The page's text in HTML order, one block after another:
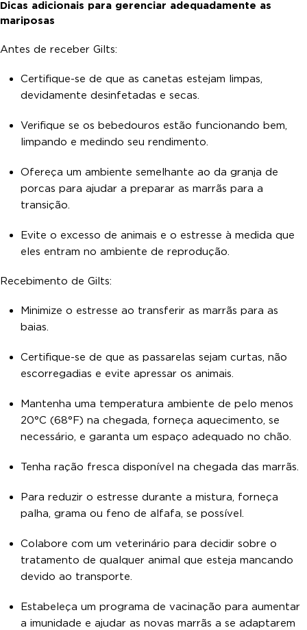
Dicas adicionais para gerenciar adequadamente as
mariposas
Antes de receber Gilts:
Certifique-se de que as canetas estejam limpas,
devidamente desinfetadas e secas.
Verifique se os bebedouros estão funcionando bem,
limpando e medindo seu rendimento.
Ofereça um ambiente semelhante ao da granja de
porcas para ajudar a preparar as marrãs para a
transição.
Evite o excesso de animais e o estresse à medida que
eles entram no ambiente de reprodução.
Recebimento de Gilts:
Minimize o estresse ao transferir as marrãs para as
baias.
Certifique-se de que as passarelas sejam curtas, não
escorregadias e evite apressar os animais.
Mantenha uma temperatura ambiente de pelo menos
20°C (68°F) na chegada, forneça aquecimento, se
necessário, e garanta um espaço adequado no chão.
Tenha ração fresca disponível na chegada das marrãs.
Para reduzir o estresse durante a mistura, forneça
palha, grama ou feno de alfafa, se possível.
Colabore com um veterinário para decidir sobre o
tratamento de qualquer animal que esteja mancando
devido ao transporte.
Estabeleça um programa de vacinação para aumentar
a imunidade e ajudar as novas marrãs a se adaptarem